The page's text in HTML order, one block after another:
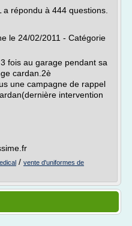
répondu à 444 questions.
le 24/02/2011 - Catégorie
fois au garage pendant sa
cardan.2è
une campagne de rappel
intervention
/ vente d'uniformes de